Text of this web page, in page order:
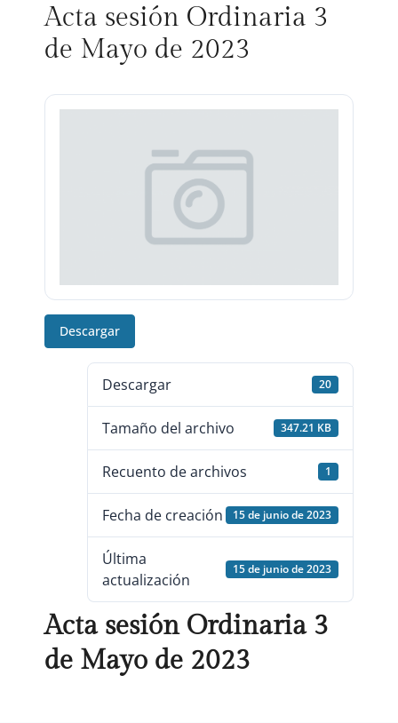
Acta sesión Ordinaria 3
de Mayo de 2023
Descargar
Descargar 20
Tamaño del archivo 347.21 KB
Recuento de archivos 1
Fecha de creación 15 de junio de 2023
Última
actualización
15 de junio de 2023
Acta sesión Ordinaria 3
de Mayo de 2023